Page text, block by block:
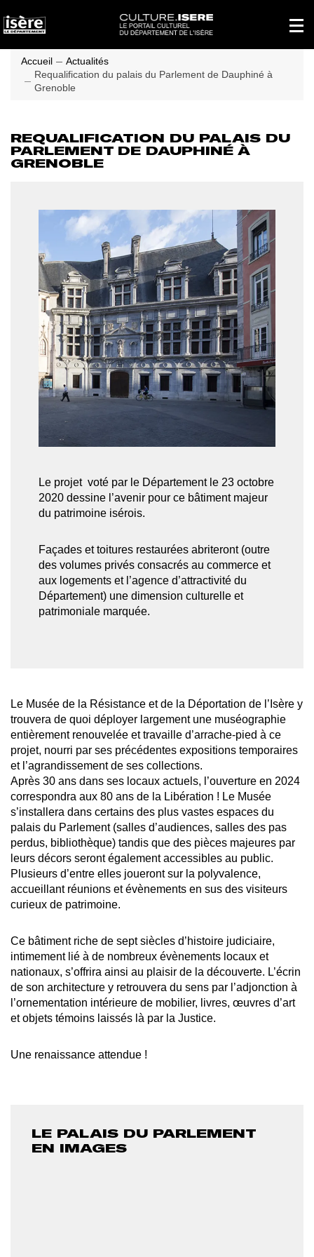
le
Accueil
Actualités
Requalification du palais du Parlement de Dauphiné à
Grenoble
REQUALIFICATION DU PALAIS DU
PARLEMENT DE DAUPHINÉ À
GRENOBLE
Le projet voté par le Département le 23 octobre
2020 dessine l’avenir pour ce bâtiment majeur
du patrimoine isérois.
Façades et toitures restaurées abriteront (outre
des volumes privés consacrés au commerce et
aux logements et l’agence d’attractivité du
Département) une dimension culturelle et
patrimoniale marquée.
Le Musée de la Résistance et de la Déportation de l’Isère y
trouvera de quoi déployer largement une muséographie
entièrement renouvelée et travaille d’arrache-pied à ce
projet, nourri par ses précédentes expositions temporaires
et l’agrandissement de ses collections.
Après 30 ans dans ses locaux actuels, l’ouverture en 2024
correspondra aux 80 ans de la Libération ! Le Musée
s’installera dans certains des plus vastes espaces du
palais du Parlement (salles d’audiences, salles des pas
perdus, bibliothèque) tandis que des pièces majeures par
leurs décors seront également accessibles au public.
Plusieurs d’entre elles joueront sur la polyvalence,
accueillant réunions et évènements en sus des visiteurs
curieux de patrimoine.
Ce bâtiment riche de sept siècles d’histoire judiciaire,
intimement lié à de nombreux évènements locaux et
nationaux, s’offrira ainsi au plaisir de la découverte. L’écrin
de son architecture y retrouvera du sens par l’adjonction à
l’ornementation intérieure de mobilier, livres, œuvres d’art
et objets témoins laissés là par la Justice.
Une renaissance attendue !
LE PALAIS DU PARLEMENT
EN IMAGES